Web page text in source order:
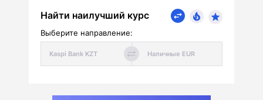
Найти наилучший курс
Выберите направление: